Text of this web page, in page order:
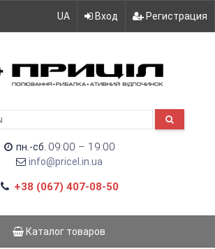
UA Вход Регистрация
пн.-сб. 09:00 – 19:00
info@pricel.in.ua
+38 (067) 407-08-50
Каталог товаров